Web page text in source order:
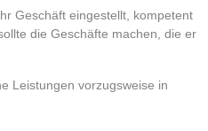
Geschäft eingestellt, kompetent
die Geschäfte machen, die er
Leistungen vorzugsweise in